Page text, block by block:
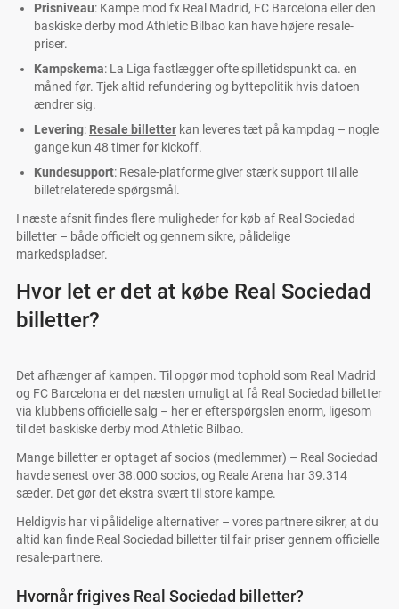
Prisniveau: Kampe mod fx Real Madrid, FC Barcelona eller den
baskiske derby mod Athletic Bilbao kan have højere resale-
priser.
Kampskema: La Liga fastlægger ofte spilletidspunkt ca. en
måned før. Tjek altid refundering og byttepolitik hvis datoen
ændrer sig.
Levering: Resale billetter kan leveres tæt på kampdag – nogle
gange kun 48 timer før kickoff.
Kundesupport: Resale-platforme giver stærk support til alle
billetrelaterede spørgsmål.
I næste afsnit findes flere muligheder for køb af Real Sociedad
billetter – både officielt og gennem sikre, pålidelige
markedspladser.
Hvor let er det at købe Real Sociedad
billetter?
Det afhænger af kampen. Til opgør mod tophold som Real Madrid
og FC Barcelona er det næsten umuligt at få Real Sociedad billetter
via klubbens officielle salg – her er efterspørgslen enorm, ligesom
til det baskiske derby mod Athletic Bilbao.
Mange billetter er optaget af socios (medlemmer) – Real Sociedad
havde senest over 38.000 socios, og Reale Arena har 39.314
sæder. Det gør det ekstra svært til store kampe.
Heldigvis har vi pålidelige alternativer – vores partnere sikrer, at du
altid kan finde Real Sociedad billetter til fair priser gennem officielle
resale-partnere.
Hvornår frigives Real Sociedad billetter?